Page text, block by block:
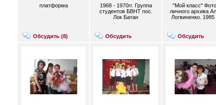
платформа
Обсудить (8)
1968 - 1970гг. Группа
студентов БВНТ пос.
Лок Батан
Обсудить
"Мой класс"
личного архива
Логвиненко. 1985
Обсудить